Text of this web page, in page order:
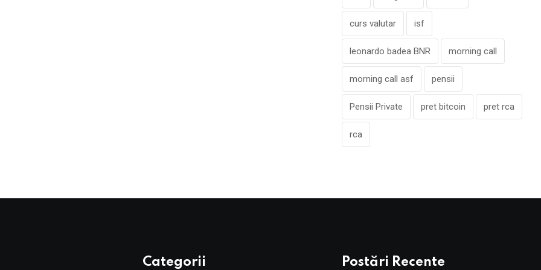
curs valutar isf
leonardo badea BNR morning call
morning call asf pensii
Pensii Private pret bitcoin pret rca
rca
Categorii Postări Recente